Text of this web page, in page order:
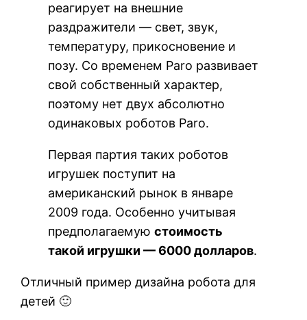
реагирует на внешние
раздражители — свет, звук,
температуру, прикосновение и
позу. Со временем Paro развивает
свой собственный характер,
поэтому нет двух абсолютно
одинаковых роботов Paro.
Первая партия таких роботов
игрушек поступит на
американский рынок в январе
2009 года. Особенно учитывая
предполагаемуюстоимость
такой игрушки — 6000 долларов.
Отличный пример дизайна робота для
детей 🙂